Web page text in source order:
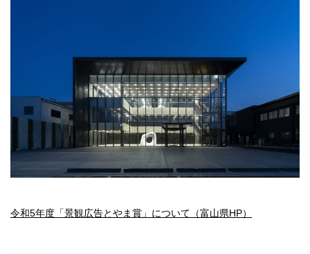
令和5年度「景観広告とやま賞」について（富山県HP）